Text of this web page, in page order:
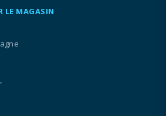
LE MAGASIN